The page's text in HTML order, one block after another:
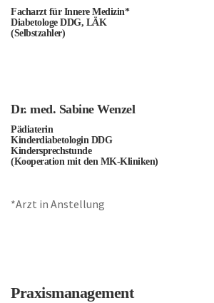
Facharzt für Innere Medizin*
Diabetologe DDG, LÄK
(Selbstzahler)
Dr. med. Sabine Wenzel
Pädiaterin
Kinderdiabetologin DDG
Kindersprechstunde
(Kooperation mit den MK-Kliniken)
*Arzt in Anstellung
Praxismanagement